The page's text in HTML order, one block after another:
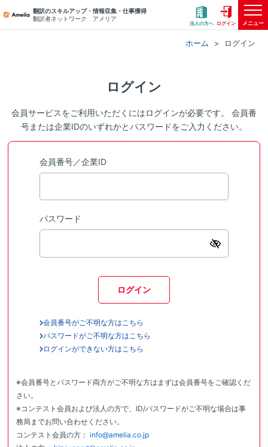
翻訳のスキルアップ・情報収集・仕事獲得
翻訳者ネットワーク アメリア
法人の方へ ログイン メニュー
ホーム ログイン
ログイン
会員サービスをご利用いただくにはログインが必要です。 会員番
号または企業IDのいずれかとパスワードをご入力ください。
会員番号／企業ID
パスワード
ログイン
会員番号がご不明な方はこちら
パスワードがご不明な方はこちら
ログインができない方はこちら
※会員番号とパスワード両方がご不明な方はまずは会員番号をご確認くだ
さい。
※コンテスト会員および法人の方で、ID/パスワードがご不明な場合は事
務局までお問い合わせください。
コンテスト会員の方： info@amelia.co.jp